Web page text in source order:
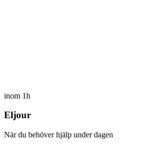
inom 1h
Eljour
När du behöver hjälp under dagen